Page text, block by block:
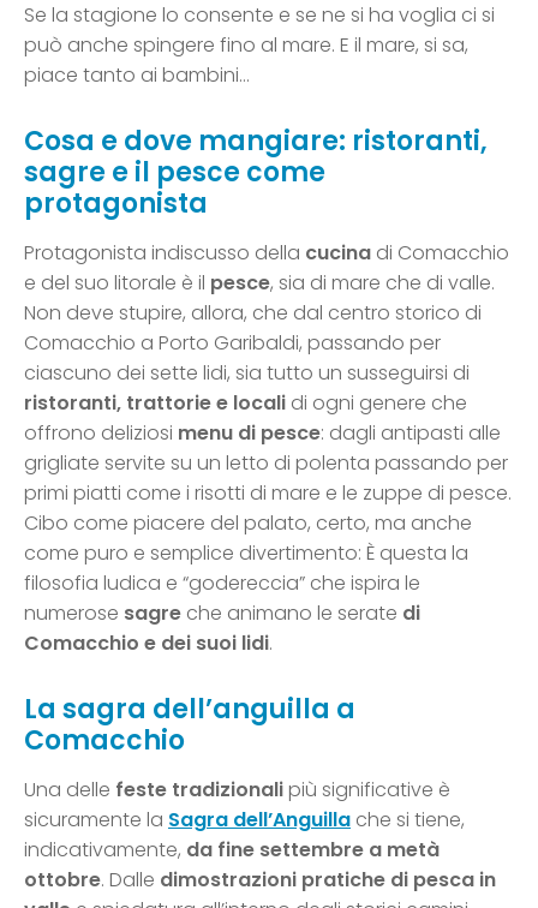
Se la stagione lo consente e se ne si ha voglia ci si
può anche spingere fino al mare. E il mare, si sa,
piace tanto ai bambini…
Cosa e dove mangiare: ristoranti,
sagre e il pesce come
protagonista
Protagonista indiscusso della cucina di Comacchio
e del suo litorale è il pesce, sia di mare che di valle.
Non deve stupire, allora, che dal centro storico di
Comacchio a Porto Garibaldi, passando per
ciascuno dei sette lidi, sia tutto un susseguirsi di
ristoranti, trattorie e locali di ogni genere che
offrono deliziosi menu di pesce: dagli antipasti alle
grigliate servite su un letto di polenta passando per
primi piatti come i risotti di mare e le zuppe di pesce.
Cibo come piacere del palato, certo, ma anche
come puro e semplice divertimento: È questa la
filosofia ludica e “godereccia” che ispira le
numerose sagre che animano le serate di
Comacchio e dei suoi lidi.
La sagra dell’anguilla a
Comacchio
Una delle feste tradizionalipiù significative è
sicuramente la Sagra dell’Anguilla che si tiene,
indicativamente, da fine settembre a metà
ottobre. Dalle dimostrazioni pratiche di pesca in